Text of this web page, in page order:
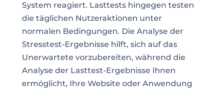
System reagiert. Lasttests hingegen testen
die täglichen Nutzeraktionen unter
normalen Bedingungen. Die Analyse der
Stresstest-Ergebnisse hilft, sich auf das
Unerwartete vorzubereiten, während die
Analyse der Lasttest-Ergebnisse Ihnen
ermöglicht, Ihre Website oder Anwendung